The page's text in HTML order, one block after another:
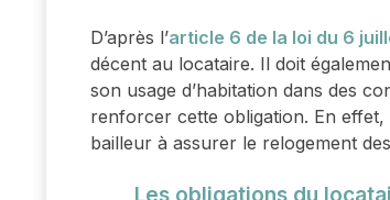
D’après l’article 6 de la loi du 6
décent au locataire. Il doit
son usage d’habitation dans des
renforcer cette obligation. En
bailleur à assurer le relogement
Les obligations du